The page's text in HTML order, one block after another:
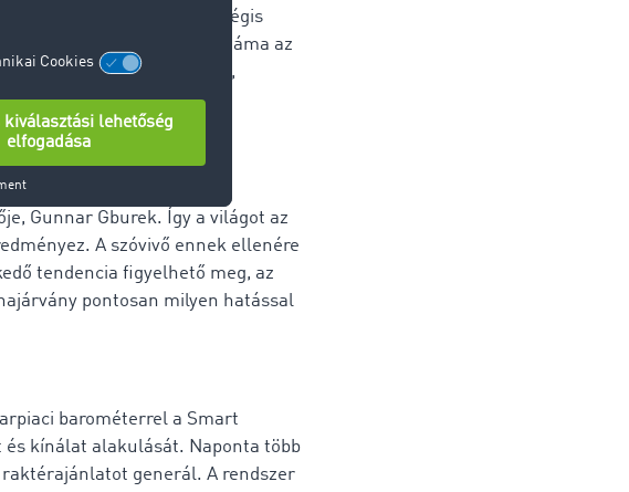
fuvarozási kapacitások mégis
álló teherautók száma az
szerte három százalékkal,
matek?
kihasználtság hiányában
Gunnar Gburek. Így a világot az
A szóvivő ennek ellenére
tendencia figyelhető meg, az
pontosan milyen hatással
barométerrel a Smart
kínálat alakulását. Naponta több
generál. A rendszer